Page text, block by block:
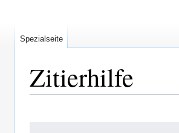
Zitierhilfe
Spezialseite